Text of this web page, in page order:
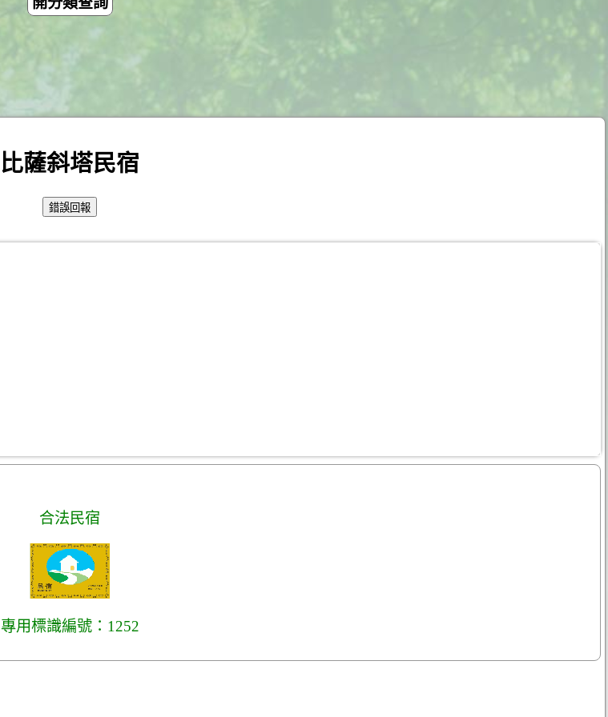
比薩斜塔民宿
合法民宿
專用標識編號：1252